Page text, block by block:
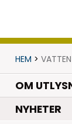
HEM >
OM
NYHETER.